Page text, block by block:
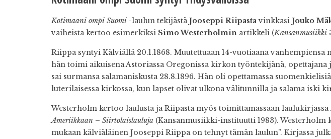
Kotimaani ompi Suomi -laulun tekijästäJooseppi Riipastavinkkasi Jouko
vaiheista kertoo esimerkiksi Simo Westerholmin artikkeli (Kansanmusiikki
Riippa syntyi Kälviällä 20.1.1868. Muutettuaan 14-vuotiaana
hän toimi aikuisena Astoriassa Oregonissa kirkon työntekijänä,
sai surmansa salamaniskusta 28.8.1896. Hän oli opettamassa
luterilaisessa kirkossa, kun lapset olivat ulkona välitunnilla ja salama iski
Westerholm kertoo laulusta ja Riipasta myös toimittamassaan laulukirjassa
Ameriikkaan – Siirtolaislauluja (Kansanmusiikki-instituutti 1983).
mukaan kälviäläinen Jooseppi Riippa on tehnyt tämän laulun”. Kirjassa